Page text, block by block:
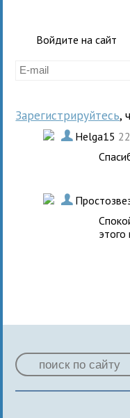
Войдите на сайт
Зарегистрируйтесь,
. Helga15
.
этого